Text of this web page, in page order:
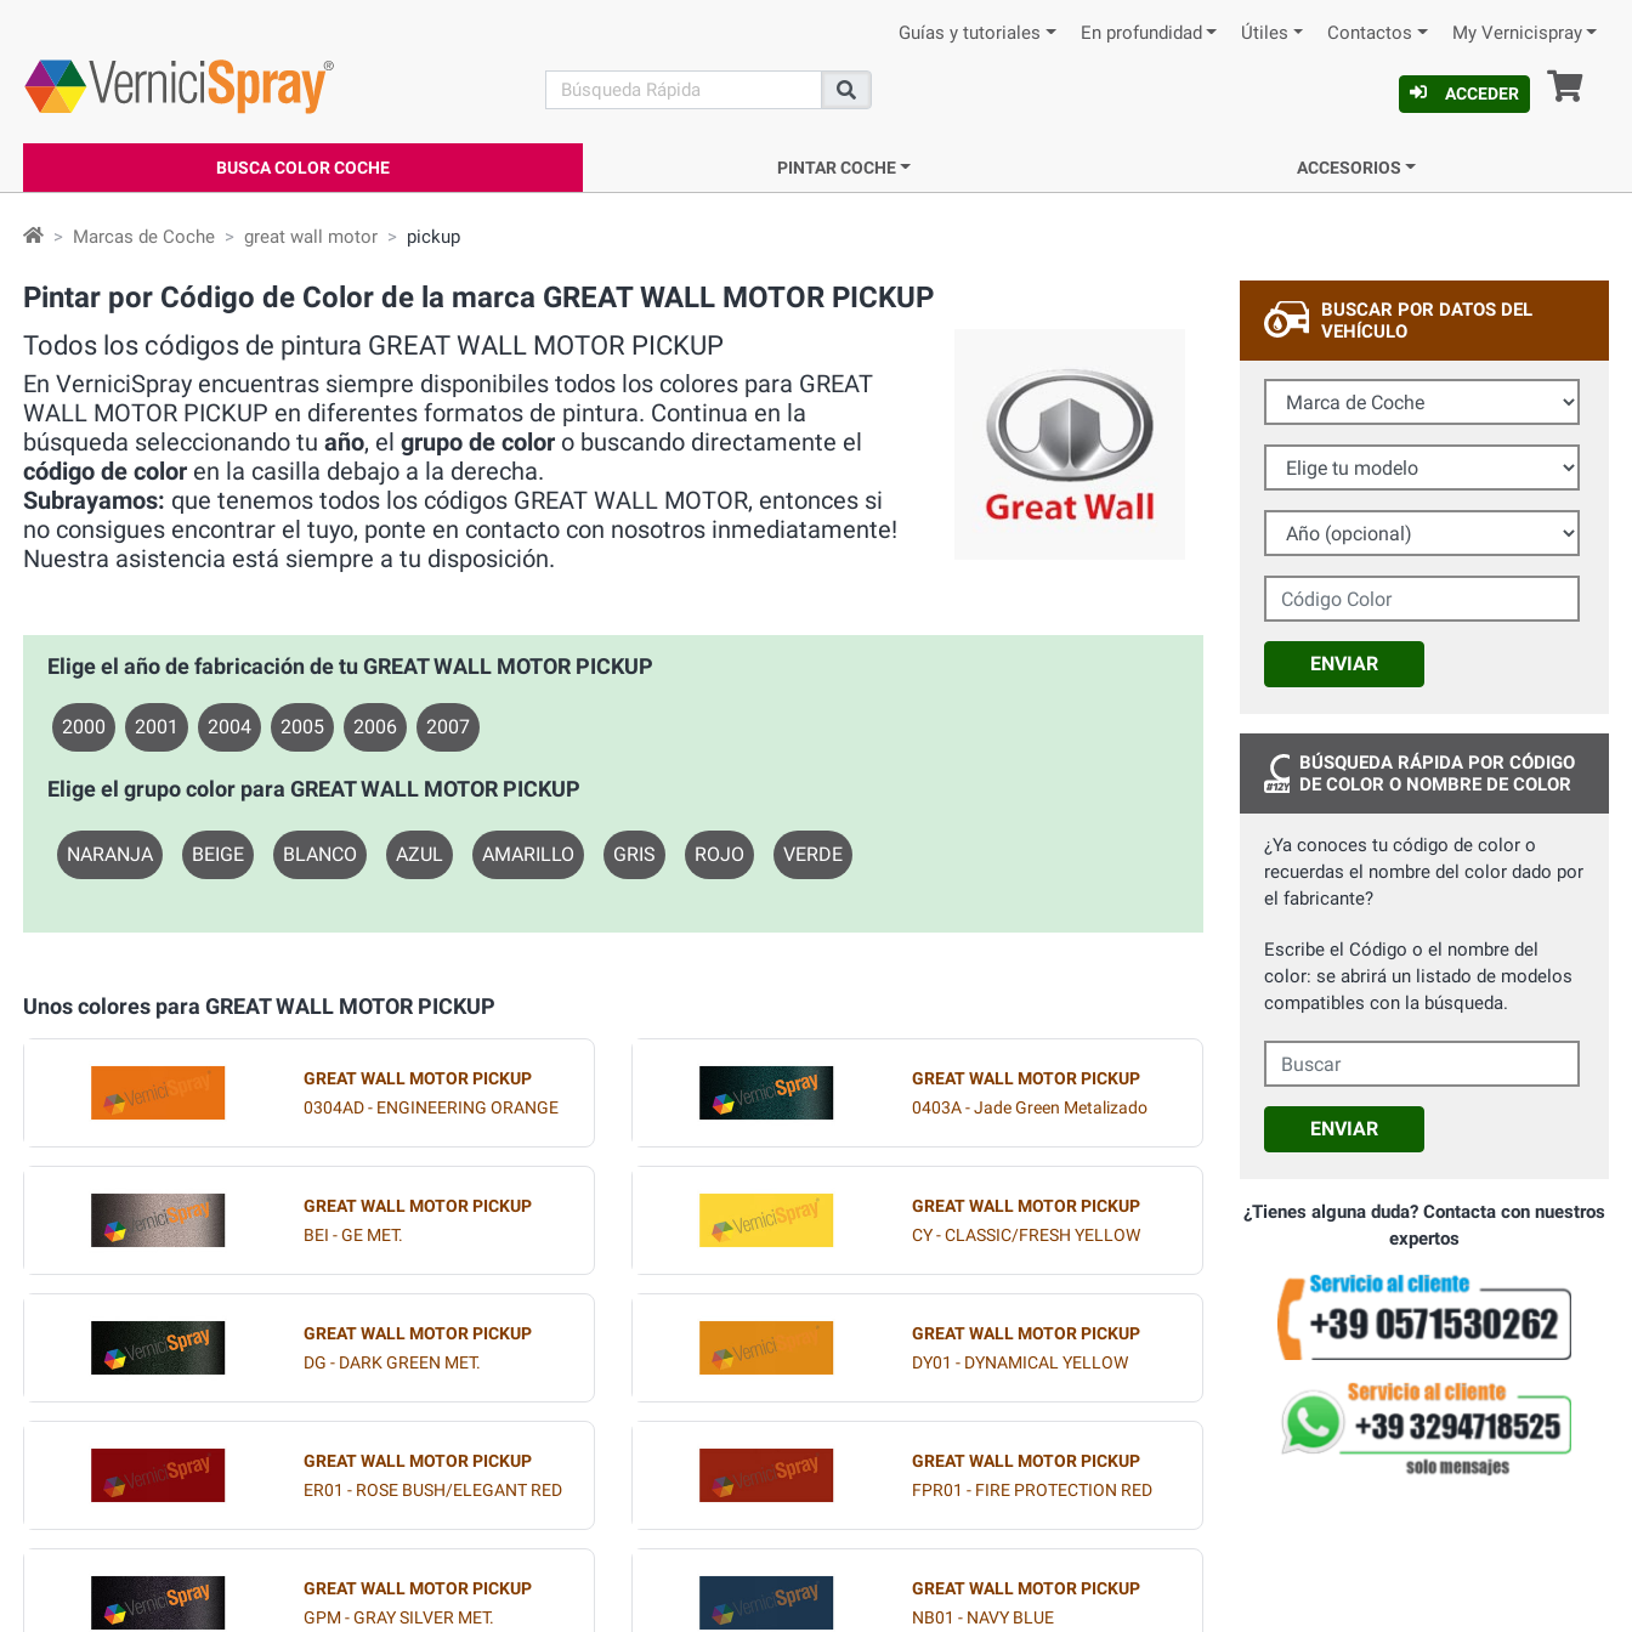
Guías y tutoriales En profundidad Útiles Contactos My Vernicispray
search
Buscar
ACCEDER
BUSCA COLOR COCHE PINTAR COCHE ACCESORIOS
Marcas de Coche great wall motor pickup
Pintar por Código de Color de la marca GREAT WALL MOTOR PICKUP
Todos los códigos de pintura GREAT WALL MOTOR PICKUP
En VerniciSpray encuentras siempre disponibiles todos los colores para GREAT
WALL MOTOR PICKUP en diferentes formatos de pintura. Continua en la
búsqueda seleccionando tu año, el grupo de color o buscando directamente el
código de color en la casilla debajo a la derecha.
Subrayamos: que tenemos todos los códigos GREAT WALL MOTOR, entonces si
no consigues encontrar el tuyo, ponte en contacto con nosotros inmediatamente!
Nuestra asistencia está siempre a tu disposición.
Elige el año de fabricación de tu GREAT WALL MOTOR PICKUP
2000 2001 2004 2005 2006 2007
Elige el grupo color para GREAT WALL MOTOR PICKUP
NARANJA BEIGE BLANCO AZUL AMARILLO GRIS ROJO VERDE
Unos colores para GREAT WALL MOTOR PICKUP
GREAT WALL MOTOR PICKUP
0304AD - ENGINEERING ORANGE
GREAT WALL MOTOR PICKUP
0403A - Jade Green Metalizado
GREAT WALL MOTOR PICKUP
BEI - GE MET.
GREAT WALL MOTOR PICKUP
CY - CLASSIC/FRESH YELLOW
GREAT WALL MOTOR PICKUP
DG - DARK GREEN MET.
GREAT WALL MOTOR PICKUP
DY01 - DYNAMICAL YELLOW
GREAT WALL MOTOR PICKUP
ER01 - ROSE BUSH/ELEGANT RED
GREAT WALL MOTOR PICKUP
FPR01 - FIRE PROTECTION RED
GREAT WALL MOTOR PICKUP
GPM - GRAY SILVER MET.
GREAT WALL MOTOR PICKUP
NB01 - NAVY BLUE
BUSCAR POR DATOS DEL
VEHÍCULO
Marca de Coche
Elige tu modelo
Año (opcional)
Código Color
ENVIAR
BÚSQUEDA RÁPIDA POR CÓDIGO
DE COLOR O NOMBRE DE COLOR
¿Ya conoces tu código de color o
recuerdas el nombre del color dado por
el fabricante?
Escribe el Código o el nombre del
color: se abrirá un listado de modelos
compatibles con la búsqueda.
Buscar
ENVIAR
¿Tienes alguna duda? Contacta con nuestros
expertos